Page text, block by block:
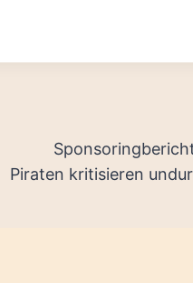
Piraten kritisieren